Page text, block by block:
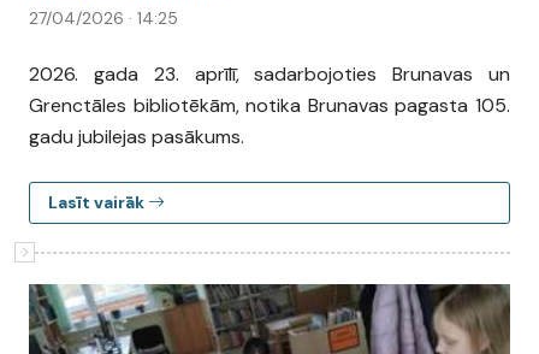
27/04/2026 · 14:25
2026. gada 23. aprīlī, sadarbojoties Brunavas un
Grenctāles bibliotēkām, notika Brunavas pagasta 105.
gadu jubilejas pasākums.
Lasīt vairāk